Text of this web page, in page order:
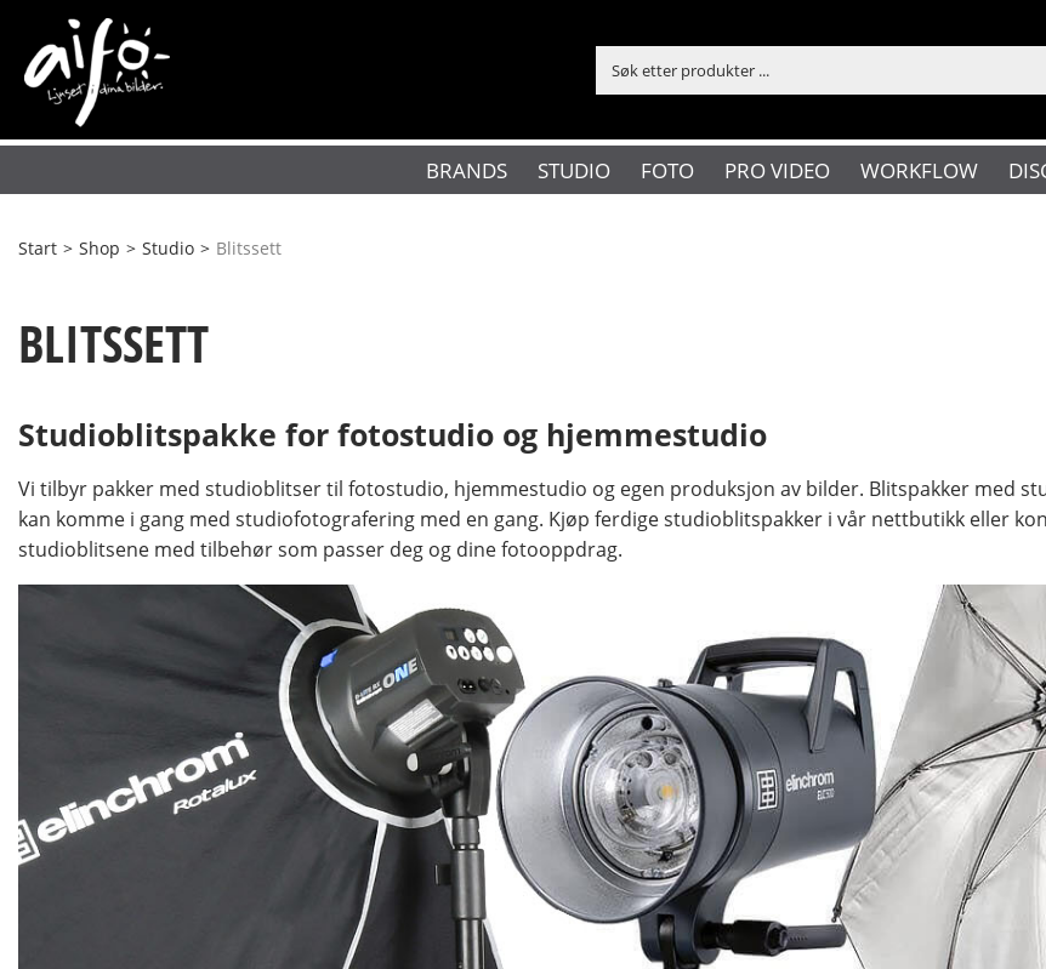
BRANDS STUDIO FOTO PRO VIDEO WORKFLOW
Start > Shop > Studio > Blitssett
BLITSSETT
Studioblitspakke for fotostudio og hjemmestudio
Vi tilbyr pakker med studioblitser til fotostudio, hjemmestudio og egen produksjon av bilder. Blitspakker med
kan komme i gang med studiofotografering med en gang. Kjøp ferdige studioblitspakker i vår nettbutikk eller
studioblitsene med tilbehør som passer deg og dine fotooppdrag.